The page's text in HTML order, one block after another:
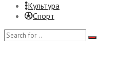
Культура
Спорт